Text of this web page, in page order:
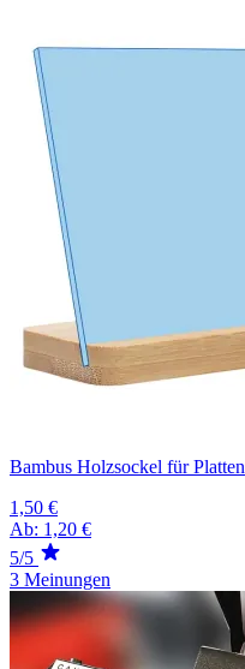
Bambus Holzsockel für Platten
1,50 €
Ab: 1,20 €
5/5
3 Meinungen